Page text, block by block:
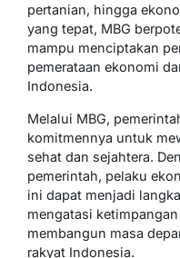
pertanian, hingga
yang tepat, MBG
mampu menciptakan
pemerataan ekonomi
Indonesia.
Melalui MBG,
komitmennya untuk
sehat dan sejahtera.
pemerintah, pelaku
ini dapat menjadi
mengatasi
membangun masa
rakyat Indonesia.